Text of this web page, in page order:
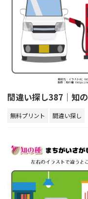
間違い探し387｜知
無料プリント 間違い探し